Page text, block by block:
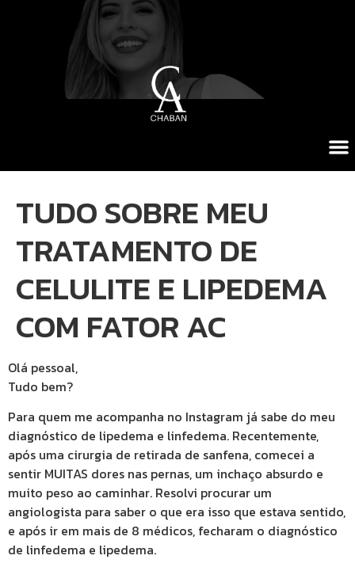
TUDO SOBRE MEU
TRATAMENTO DE
CELULITE E LIPEDEMA
COM FATOR AC
Olá pessoal,
Tudo bem?
Para quem me acompanha no Instagram já sabe do meu
diagnóstico de lipedema e linfedema. Recentemente,
após uma cirurgia de retirada de sanfena, comecei a
sentir MUITAS dores nas pernas, um inchaço absurdo e
muito peso ao caminhar. Resolvi procurar um
angiologista para saber o que era isso que estava sentido,
e após ir em mais de 8 médicos, fecharam o diagnóstico
de linfedema e lipedema.